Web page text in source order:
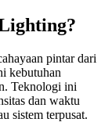
pintar dari
kebutuhan
Teknologi ini
dan waktu
sistem terpusat.